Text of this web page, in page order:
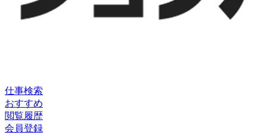
仕事検索
おすすめ
閲覧履歴
会員登録